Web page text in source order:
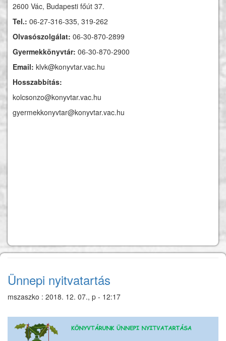
2600 Vác, Budapesti főút 37.
Tel.: 06-27-316-335, 319-262
Olvasószolgálat: 06-30-870-2899
Gyermekkönyvtár: 06-30-870-2900
Email: klvk@konyvtar.vac.hu
Hosszabbítás:
kolcsonzo@konyvtar.vac.hu
gyermekkonyvtar@konyvtar.vac.hu
Ünnepi nyitvatartás
mszaszko : 2018. 12. 07., p - 12:17